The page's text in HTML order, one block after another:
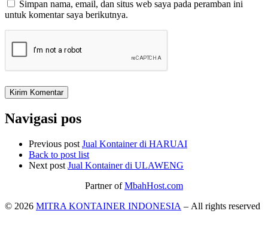
Simpan nama, email, dan situs web saya pada peramban ini
untuk komentar saya berikutnya.
Navigasi pos
Previous post Jual Kontainer di HARUAI
Back to post list
Next post Jual Kontainer di ULAWENG
Partner ofMbahHost.com
© 2026 MITRA KONTAINER INDONESIA – All rights reserved